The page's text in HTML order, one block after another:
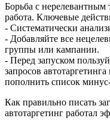
Борьба с нерелевантным
работа. Ключевые
- Систематически
- Добавляйте все
группы или кампании.
- Перед запуском
запросов
пополнить список
Как правильно писать
автотаргетинг работал